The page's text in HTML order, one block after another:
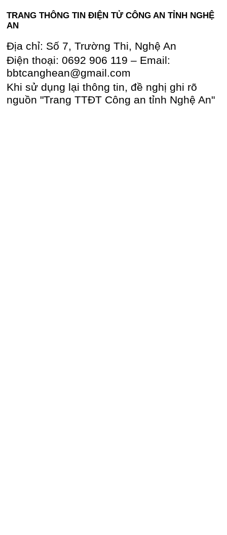
TRANG THÔNG TIN ĐIỆN TỬ CÔNG AN TỈNH NGHỆ
AN
Địa chỉ: Số 7, Trường Thi, Nghệ An
Điện thoại: 0692 906 119 – Email:
bbtcanghean@gmail.com
Khi sử dụng lại thông tin, đề nghị ghi rõ
nguồn "Trang TTĐT Công an tỉnh Nghệ An"